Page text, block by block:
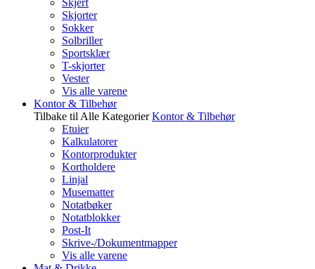
Skjerf
Skjorter
Sokker
Solbriller
Sportsklær
T-skjorter
Vester
Vis alle varene
Kontor & Tilbehør
Tilbake til Alle Kategorier Kontor & Tilbehør
Etuier
Kalkulatorer
Kontorprodukter
Kortholdere
Linjal
Musematter
Notatbøker
Notatblokker
Post-It
Skrive-/Dokumentmapper
Vis alle varene